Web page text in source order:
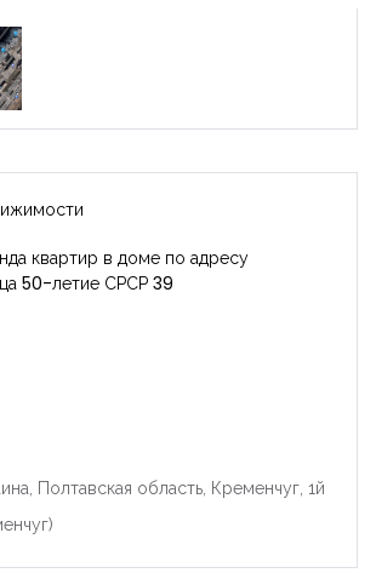
квартир в доме по адресу
50-летие СРСР 39
Полтавская область, Кременчуг, 1й